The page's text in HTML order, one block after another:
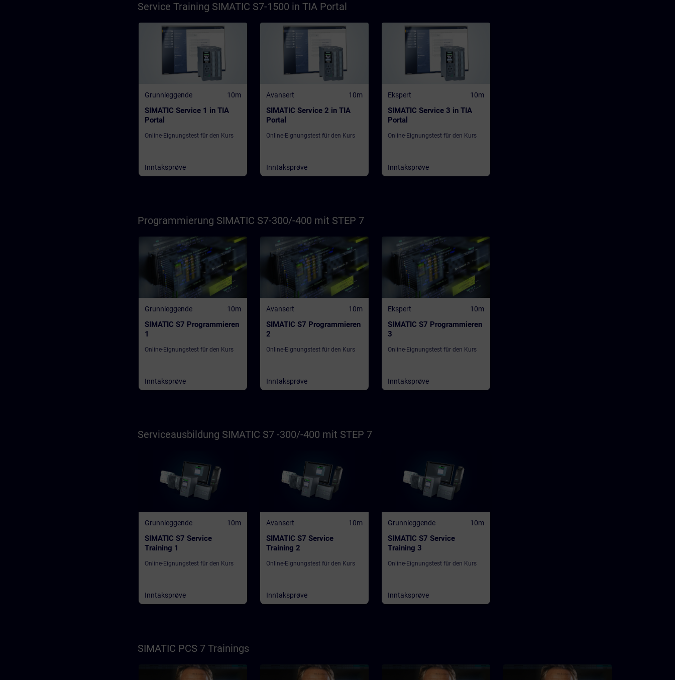
Service Training SIMATIC S7-1500 in TIA Portal
Grunnleggende 10m
SIMATIC Service 1 in TIA
Portal
Online-Eignungstest für den Kurs
Inntaksprøve
Avansert 10m
SIMATIC Service 2 in TIA
Portal
Online-Eignungstest für den Kurs
Inntaksprøve
Ekspert 10m
SIMATIC Service 3 in TIA
Portal
Online-Eignungstest für den Kurs
Inntaksprøve
Programmierung SIMATIC S7-300/-400 mit STEP 7
Grunnleggende 10m
SIMATIC S7 Programmieren
1
Online-Eignungstest für den Kurs
Inntaksprøve
Avansert 10m
SIMATIC S7 Programmieren
2
Online-Eignungstest für den Kurs
Inntaksprøve
Ekspert 10m
SIMATIC S7 Programmieren
3
Online-Eignungstest für den Kurs
Inntaksprøve
Serviceausbildung SIMATIC S7 -300/-400 mit STEP 7
Grunnleggende 10m
SIMATIC S7 Service
Training 1
Online-Eignungstest für den Kurs
Inntaksprøve
Avansert 10m
SIMATIC S7 Service
Training 2
Online-Eignungstest für den Kurs
Inntaksprøve
Grunnleggende 10m
SIMATIC S7 Service
Training 3
Online-Eignungstest für den Kurs
Inntaksprøve
SIMATIC PCS 7 Trainings